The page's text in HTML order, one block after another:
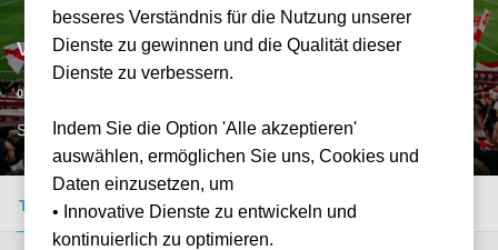
VfB Stuttgart vs FC Augsburg
09.01.2027
STR, DE
Tickets kaufen Event-Info FAQ
besseres Verständnis für die Nutzung unserer
Dienste zu gewinnen und die Qualität dieser
Dienste zu verbessern.
Indem Sie die Option 'Alle akzeptieren'
auswählen, ermöglichen Sie uns, Cookies und
Daten einzusetzen, um
• Innovative Dienste zu entwickeln und
kontinuierlich zu optimieren.